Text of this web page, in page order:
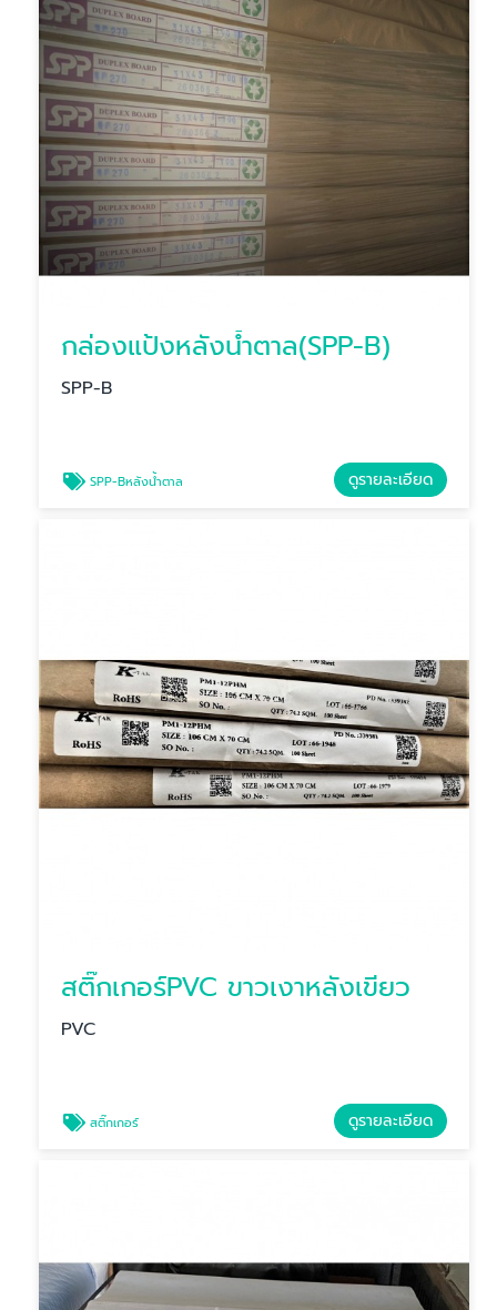
กล่องแป้งหลังน้ำตาล(SPP-B)
SPP-B
SPP-Bหลังน้ำตาล ดูรายละเอียด
สติ๊กเกอร์PVC ขาวเงาหลังเขียว
PVC
สติ๊กเกอร์ ดูรายละเอียด